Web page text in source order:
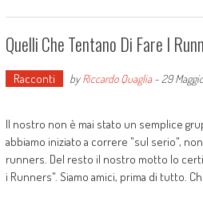
Quelli Che Tentano Di Fare I
Racconti byRiccardo Quaglia- 29
Il nostro non è mai stato un semplice
abbiamo iniziato a correre "sul serio",
runners. Del resto il nostro motto lo
i Runners". Siamo amici, prima di tutto.